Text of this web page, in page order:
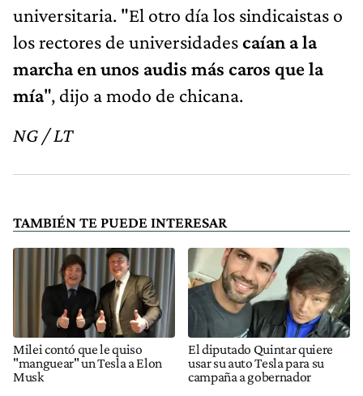
universitaria. "El otro día los sindicaistas o
los rectores de universidadescaían a la
marcha en unos audis más caros que la
mía", dijo a modo de chicana.
NG / LT
TAMBIÉN TE PUEDE INTERESAR
Milei contó que le quiso
"manguear" un Tesla a Elon
Musk
El diputado Quintar quiere
usar su auto Tesla para su
campaña a gobernador